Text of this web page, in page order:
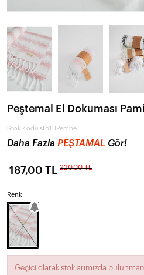
Peştemal El Dokuması
Stok Kodu stb111Pembe
Daha Fazla PEŞTAMAL Gör!
187,00 TL 220,00 TL
Renk
Geçici olarak stoklarımızda